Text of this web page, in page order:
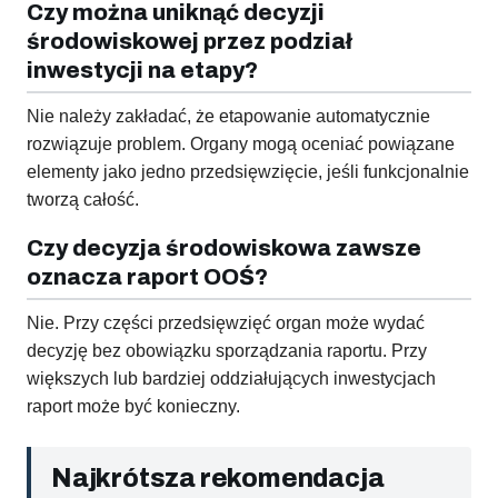
Czy można uniknąć decyzji
środowiskowej przez podział
inwestycji na etapy?
Nie należy zakładać, że etapowanie automatycznie
rozwiązuje problem. Organy mogą oceniać powiązane
elementy jako jedno przedsięwzięcie, jeśli funkcjonalnie
tworzą całość.
Czy decyzja środowiskowa zawsze
oznacza raport OOŚ?
Nie. Przy części przedsięwzięć organ może wydać
decyzję bez obowiązku sporządzania raportu. Przy
większych lub bardziej oddziałujących inwestycjach
raport może być konieczny.
Najkrótsza rekomendacja